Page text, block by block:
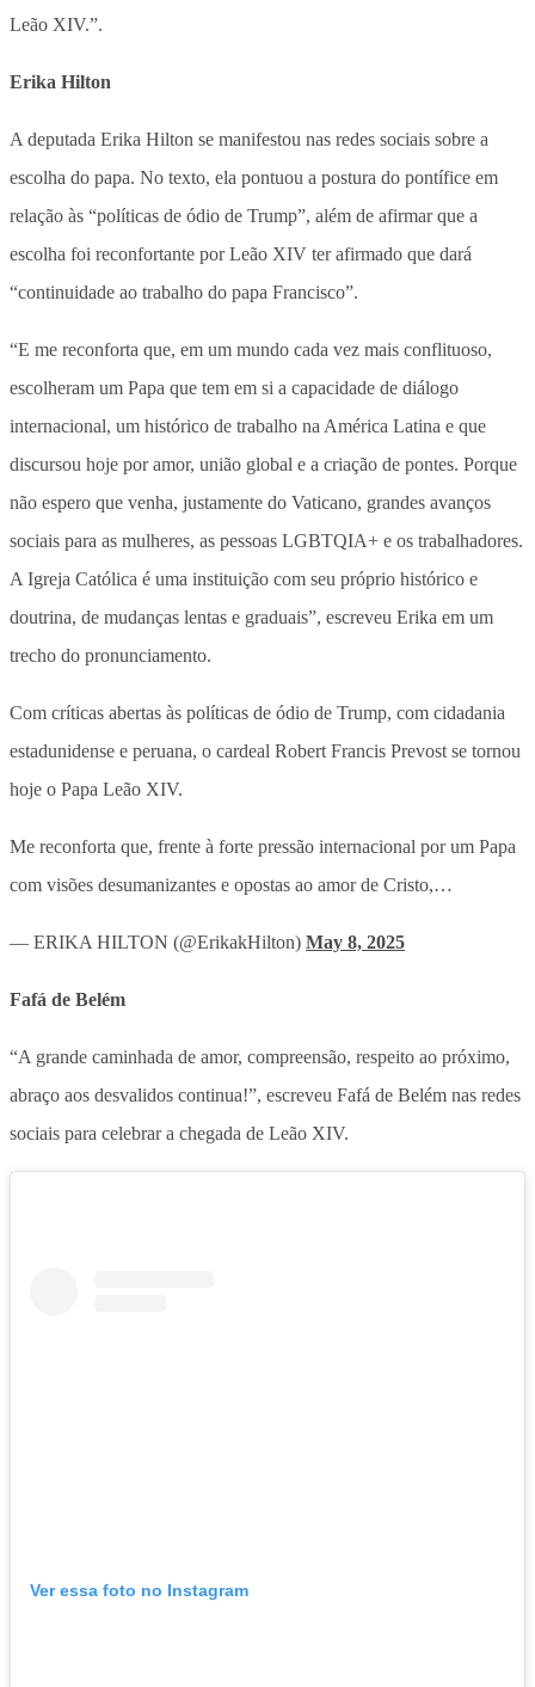
Leão XIV.”.
Erika Hilton
A deputada Erika Hilton se manifestou nas redes sociais sobre a
escolha do papa. No texto, ela pontuou a postura do pontífice em
relação às “políticas de ódio de Trump”, além de afirmar que a
escolha foi reconfortante por Leão XIV ter afirmado que dará
“continuidade ao trabalho do papa Francisco”.
“E me reconforta que, em um mundo cada vez mais conflituoso,
escolheram um Papa que tem em si a capacidade de diálogo
internacional, um histórico de trabalho na América Latina e que
discursou hoje por amor, união global e a criação de pontes. Porque
não espero que venha, justamente do Vaticano, grandes avanços
sociais para as mulheres, as pessoas LGBTQIA+ e os trabalhadores.
A Igreja Católica é uma instituição com seu próprio histórico e
doutrina, de mudanças lentas e graduais”, escreveu Erika em um
trecho do pronunciamento.
Com críticas abertas às políticas de ódio de Trump, com cidadania
estadunidense e peruana, o cardeal Robert Francis Prevost se tornou
hoje o Papa Leão XIV.
Me reconforta que, frente à forte pressão internacional por um Papa
com visões desumanizantes e opostas ao amor de Cristo,…
— ERIKA HILTON (@ErikakHilton) May 8, 2025
Fafá de Belém
“A grande caminhada de amor, compreensão, respeito ao próximo,
abraço aos desvalidos continua!”, escreveu Fafá de Belém nas redes
sociais para celebrar a chegada de Leão XIV.
Ver essa foto no Instagram